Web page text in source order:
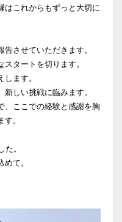
はこれからもずっと大切に
させていただきます。
タートを切ります。
ます。
しい挑戦に臨みます。
、ここでの経験と感謝を胸
。
。
て。